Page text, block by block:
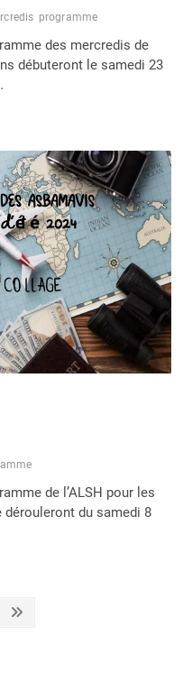
programme
des mercredis de
débuteront le samedi 23
de l’ALSH pour les
dérouleront du samedi 8